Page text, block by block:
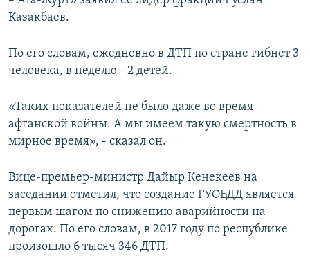
Казакбаев.
По его словам, ежедневно в ДТП по стране гибнет 3
человека, в неделю - 2 детей.
«Таких показателей не было даже во время
афганской войны. А мы имеем такую смертность в
мирное время», - сказал он.
Вице-премьер-министр Дайыр Кенекеев на
заседании отметил, что создание ГУОБДД является
первым шагом по снижению аварийности на
дорогах. По его словам, в 2017 году по республике
произошло 6 тысяч 346 ДТП.